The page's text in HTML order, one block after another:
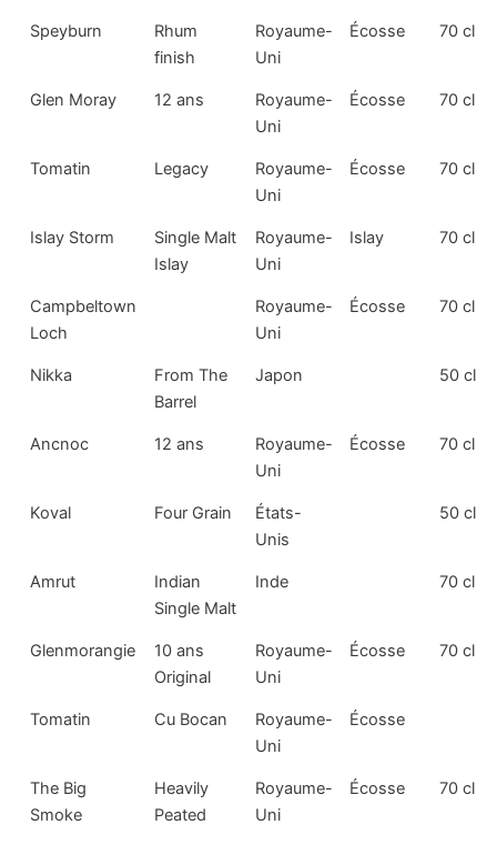
Speyburn
Rhum
finish
Royaume-
Uni
Écosse 70 cl
Glen Moray 12 ans
Royaume-
Uni
Écosse 70 cl
Tomatin Legacy
Royaume-
Uni
Écosse 70 cl
Islay Storm
Single Malt
Islay
Royaume-
Uni
Islay 70 cl
Campbeltown
Loch
Royaume-
Uni
Écosse 70 cl
Nikka
From The
Barrel
Japon 50 cl
Ancnoc 12 ans
Royaume-
Uni
Écosse 70 cl
Koval Four Grain
États-
Unis
50 cl
Amrut
Indian
Single Malt
Inde 70 cl
Glenmorangie
10 ans
Original
Royaume-
Uni
Écosse 70 cl
Tomatin Cu Bocan
Royaume-
Uni
Écosse
The Big
Smoke
Heavily
Peated
Royaume-
Uni
Écosse 70 cl